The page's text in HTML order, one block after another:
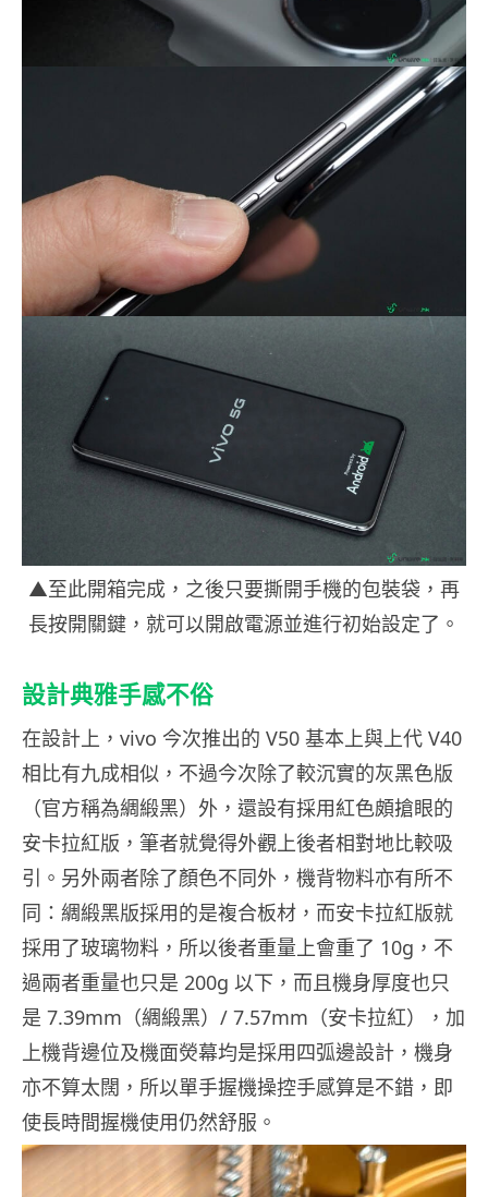
▲至此開箱完成，之後只要撕開手機的包裝袋，再
長按開關鍵，就可以開啟電源並進行初始設定了。
設計典雅手感不俗
在設計上，vivo 今次推出的 V50 基本上與上代 V40
相比有九成相似，不過今次除了較沉實的灰黑色版
（官方稱為綢緞黑）外，還設有採用紅色頗搶眼的
安卡拉紅版，筆者就覺得外觀上後者相對地比較吸
引。另外兩者除了顏色不同外，機背物料亦有所不
同：綢緞黑版採用的是複合板材，而安卡拉紅版就
採用了玻璃物料，所以後者重量上會重了 10g，不
過兩者重量也只是 200g 以下，而且機身厚度也只
是 7.39mm（綢緞黑）/ 7.57mm（安卡拉紅），加
上機背邊位及機面熒幕均是採用四弧邊設計，機身
亦不算太闊，所以單手握機操控手感算是不錯，即
使長時間握機使用仍然舒服。